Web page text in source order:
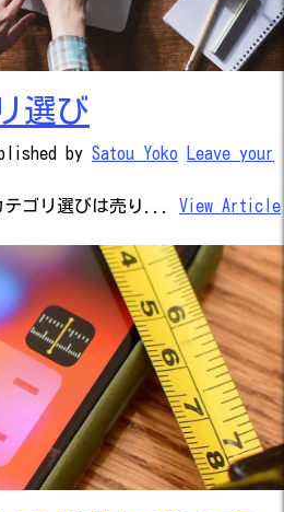
選び
by Satou Yoko
Leave your
テゴリ選びは売り... View Article